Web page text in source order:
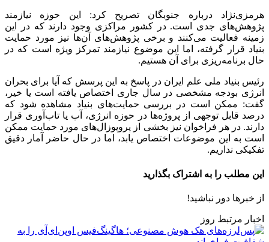
هرمزی‌نژاد درباره جنوبگان تصریح کرد: این حوزه نیازمند
پژوهش‌های جدی است. در کشور مراکزی وجود دارند که در این
زمینه فعالیت می‌کنند و برخی پژوهش‌های آن‌ها نیز مورد حمایت
بنیاد قرار گرفته، اما این موضوع نیازمند تمرکز ویژه است که در
حال برنامه‌ریزی برای آن هستیم.
رئیس بنیاد ملی علم ایران در پاسخ به این پرسش که آیا برای بحران
انرژی بودجه مشخصی در سال جاری اختصاص یافته است یا خیر،
گفت: ممکن است در بررسی حمایت‌های بنیاد مشاهده شود که
درصد قابل توجهی از پروژه‌ها در حوزه انرژی، آب یا تاب‌آوری قرار
دارند. در هر فراخوان نیز بخشی از پروپوزال‌های مورد حمایت ممکن
است به این موضوعات اختصاص یابد، اما در حال حاضر آمار دقیق
تفکیکی نداریم.
این مطلب را به اشتراک بگذارید
از خبرها دور نباشید!
اخبار مرتبط روز